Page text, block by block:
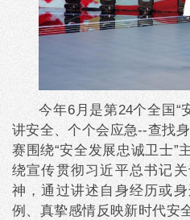
今年6月是第24个全国“
讲安全、个个会应急--查找
赛围绕“安全发展忠诚卫士”
绕宣传贯彻习近平总书记
神，通过讲述自身经历或
例、真挚感情反映新时代安